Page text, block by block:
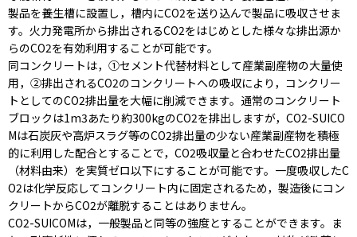
製品を養生槽に設置し，槽内にCO2を送り込んで製品に吸収させま
す。火力発電所から排出されるCO2をはじめとした様々な排出源か
らのCO2を有効利用することが可能です。
同コンクリートは，①セメント代替材料として産業副産物の大量使
用，②排出されるCO2のコンクリートへの吸収により，コンクリー
トとしてのCO2排出量を大幅に削減できます。通常のコンクリート
ブロックは1m3あたり約300kgのCO2を排出しますが，CO2-SUICO
Mは石炭灰や高炉スラグ等のCO2排出量の少ない産業副産物を積極
的に利用した配合とすることで，CO2吸収量と合わせたCO2排出量
（材料由来）を実質ゼロ以下にすることが可能です。一度吸収したC
O2は化学反応してコンクリート内に固定されるため，製造後にコン
クリートからCO2が離脱することはありません。
CO2-SUICOMは，一般製品と同等の強度とすることができます。ま